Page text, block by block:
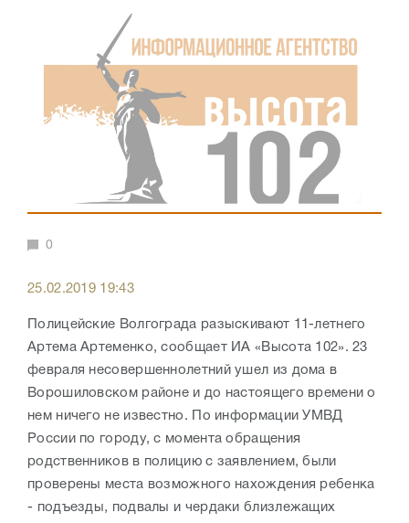
0
25.02.2019 19:43
Полицейские Волгограда разыскивают 11-летнего
Артема Артеменко, сообщает ИА «Высота 102». 23
февраля несовершеннолетний ушел из дома в
Ворошиловском районе и до настоящего времени о
нем ничего не известно. По информации УМВД
России по городу, с момента обращения
родственников в полицию с заявлением, были
проверены места возможного нахождения ребенка
- подъезды, подвалы и чердаки близлежащих